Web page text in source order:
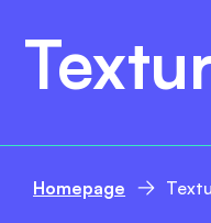
Homepage